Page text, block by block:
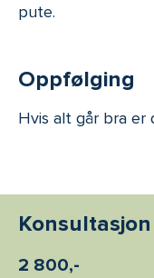
pute.
Oppfølging
Hvis alt går bra
Konsultasjon
2 800,-